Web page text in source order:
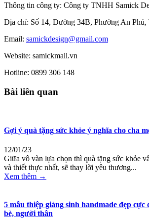
Thông tin công ty: Công ty TNHH Samick
Địa chỉ: Số 14, Đường 34B, Phường An
Email: samickdesign@gmail.com
Website: samickmall.vn
Hotline: 0899 306 148
Bài liên quan
Gợi ý quà tặng sức khỏe ý nghĩa cho cha
12/01/23
Giữa vô vàn lựa chọn thì quà tặng sức khỏe
và thiết thực nhất, sẽ thay lời yêu thương...
Xem thêm →
5 mẫu thiệp giáng sinh handmade đẹp cực
bè, người thân